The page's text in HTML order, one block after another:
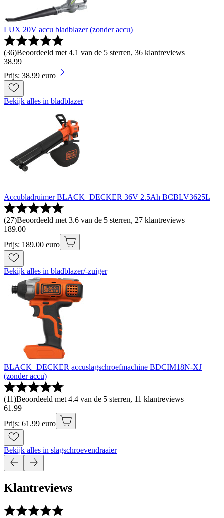
LUX 20V accu bladblazer (zonder accu)
(36)Beoordeeld met 4.1 van de 5 sterren, 36 klantreviews
38.99
Prijs: 38.99 euro
Bekijk alles in bladblazer
Accubladruimer BLACK+DECKER 36V 2.5Ah BCBLV3625L
(27)Beoordeeld met 3.6 van de 5 sterren, 27 klantreviews
189.00
Prijs: 189.00 euro
Bekijk alles in bladblazer/-zuiger
BLACK+DECKER accuslagschroefmachine BDCIM18N-XJ
(zonder accu)
(11)Beoordeeld met 4.4 van de 5 sterren, 11 klantreviews
61 .99
Prijs: 61.99 euro
Bekijk alles in slagschroevendraaier
Klantreviews